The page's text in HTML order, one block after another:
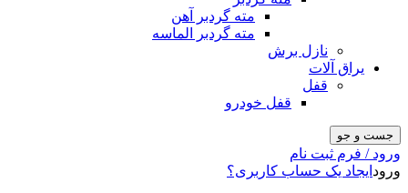
مته گردبر آهن
مته گردبر الماسه
نازل برش
یراق آلات
قفل
قفل خودرو
جست و جو
ورود / فرم ثبت نام
ورود ایجاد یک حساب کاربری؟